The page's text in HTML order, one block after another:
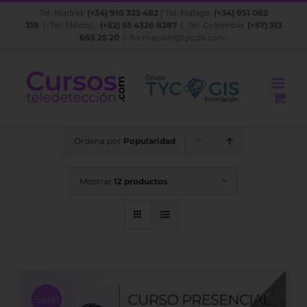
Saltar
Tel. Madrid: (+34) 910 325 482 | Tel. Málaga: (+34) 951 082
319 | Tel. México: (+52) 55 4326 8287| Tel. Colombia: (+57) 313
665 25 20
formacion@tycgis.com
Ordena por Popularidad
Mostrar 12 productos
Sale!